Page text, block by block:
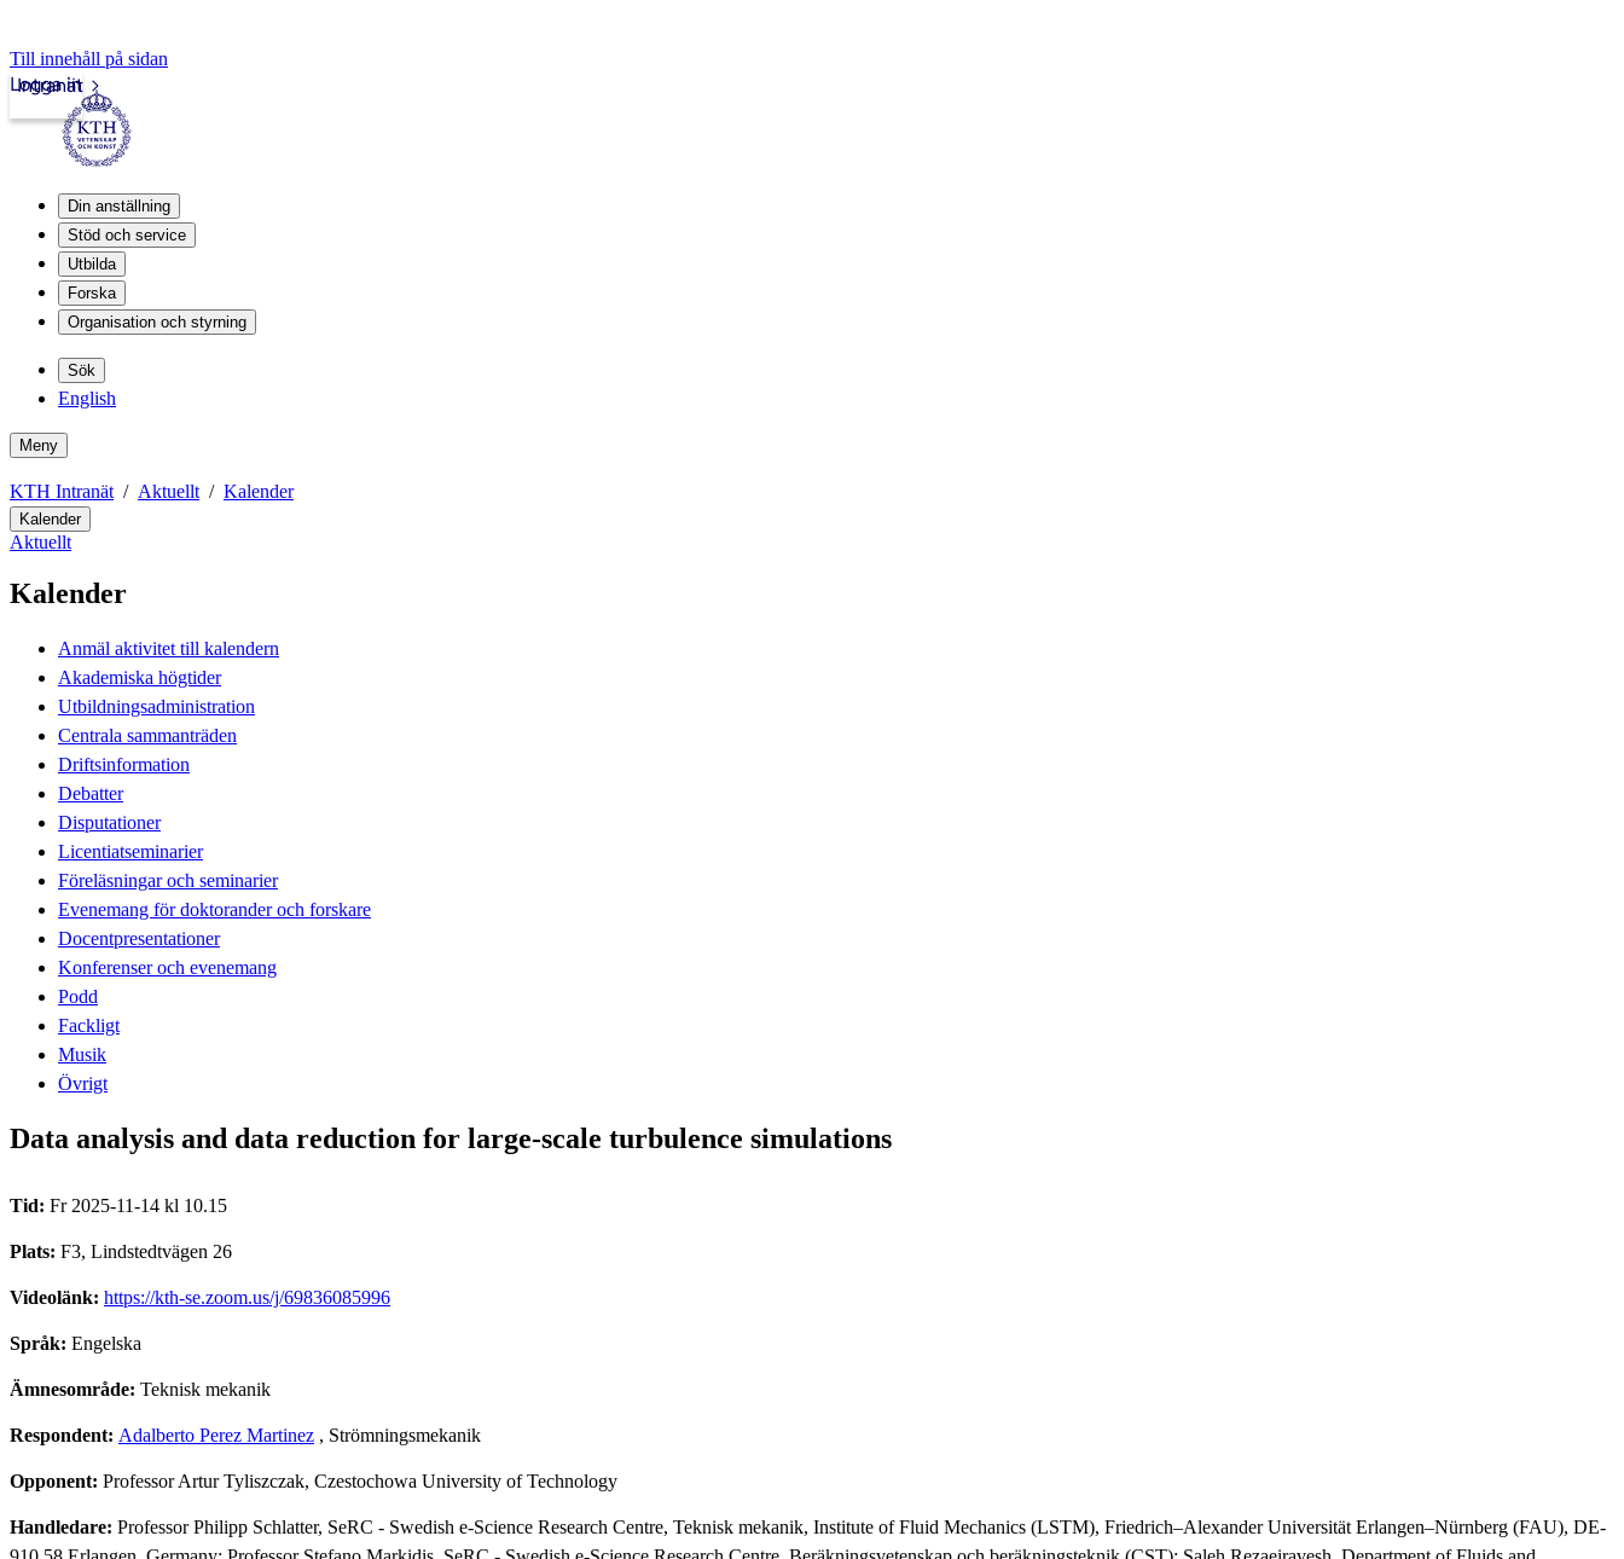
Till innehåll på sidan
Intranät
Logga in
Din anställning
Stöd och service
Utbilda
Forska
Organisation och styrning
Sök
English
Meny
KTH Intranät Aktuellt Kalender
Kalender
Aktuellt
Kalender
Anmäl aktivitet till kalendern
Akademiska högtider
Utbildningsadministration
Centrala sammanträden
Driftsinformation
Debatter
Disputationer
Licentiatseminarier
Föreläsningar och seminarier
Evenemang för doktorander och forskare
Docentpresentationer
Konferenser och evenemang
Podd
Fackligt
Musik
Övrigt
Data analysis and data reduction for large-scale turbulence simulations
Tid: Fr 2025-11-14 kl 10.15
Plats: F3, Lindstedtvägen 26
Videolänk: https://kth-se.zoom.us/j/69836085996
Språk: Engelska
Ämnesområde: Teknisk mekanik
Respondent: Adalberto Perez Martinez , Strömningsmekanik
Opponent: Professor Artur Tyliszczak, Czestochowa University of Technology
Handledare: Professor Philipp Schlatter, SeRC - Swedish e-Science Research Centre, Teknisk mekanik, Institute of Fluid Mechanics (LSTM), Friedrich–Alexander Universität Erlangen–Nürnberg (FAU), DE-